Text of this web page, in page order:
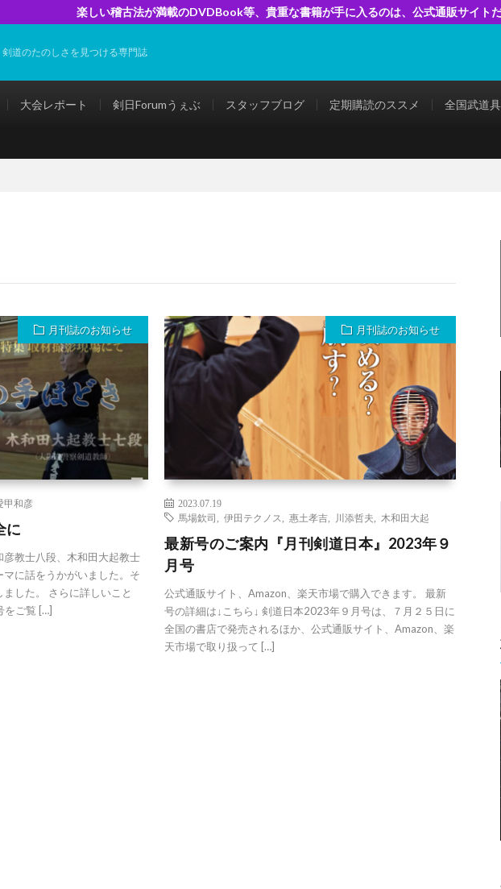
楽しい稽古法が満載のDVDBook等、貴重な書籍が手に入るのは、公式通販サイト
剣道のたのしさを見つける専門誌
大会レポート 剣日Forumうぇぶ スタッフブログ 定期購読のススメ 全国武道
月刊誌のお知らせ
甲和彦
に
教士八段、木和田大起教士
に話をうかがいました。そ
した。 さらに詳しいこと
をご覧 […]
月刊誌のお知らせ
2023.07.19
馬場欽司
,伊田テクノス ,惠土孝吉 川添哲夫 木和田大起
最新号のご案内『月刊剣道日本』2023年９
月号
公式通販サイト、Amazon、楽天市場で購入できます。 最新
号の詳細は↓こちら↓ 剣道日本2023年９月号は、７月２５日に
全国の書店で発売されるほか、公式通販サイト、Amazon、楽
天市場で取り扱って […]